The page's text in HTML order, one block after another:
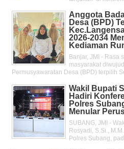
Anggota
Desa (BPD)
2026-2034
Kediaman
Banjar, JMI - Rasa
masyarakat
Permusyawaratan Desa (BPD) terpilih
Wakil Bupati
Hadiri
Polres
Menular
SUBANG, JMI -
Rosyadi, S.Si.,
Polres Subang,